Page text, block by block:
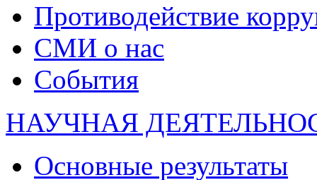
Противодействие
СМИ о нас
События
НАУЧНАЯ
Основные результаты